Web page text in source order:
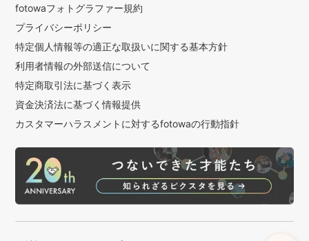
fotowaフォトグラファー規約
プライバシーポリシー
特定個人情報等の適正な取扱いに関する基本方針
利用者情報の外部送信について
特定商取引法に基づく表示
資金決済法に基づく情報提供
カスタマーハラスメントに対するfotowaの行動指針